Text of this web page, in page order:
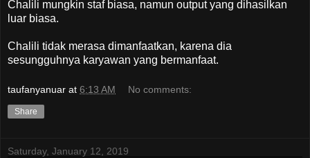
Chalili mungkin staf biasa, namun output yang dihasilkan
luar biasa.
Chalili tidak merasa dimanfaatkan, karena dia
sesungguhnya karyawan yang bermanfaat.
taufanyanuar at 6:13 AM No comments:
Share
Saturday, January 12, 2019